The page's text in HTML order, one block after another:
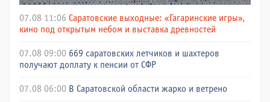
07.08 11:06 Саратовские выходные: «Гагаринские игры»,
кино под открытым небом и выставка древностей
07.08 09:00 669 саратовских летчиков и шахтеров
получают доплату к пенсии от СФР
07.08 06:00 В Саратовской области жарко и ветрено